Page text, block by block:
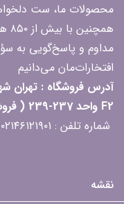
محصولات ما، ست
مداوم و پاسخ‌گویی به
افتخارات‌مان می‌دانیم
آدرس فروشگاه : تهران
F2 واحد 237-239 ( فروشگاه لیو هپی)
شماره تلفن : ۰۲۱۴۶۱۲۱۹۰۱
نقشه